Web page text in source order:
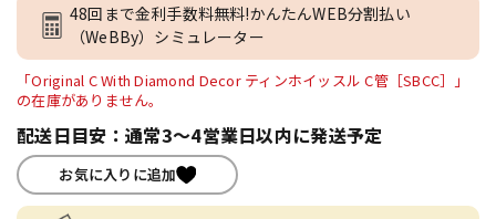
48回まで金利手数料無料!かんたんWEB分割払い
（WeBBy）シミュレーター
「Original C With Diamond Decor ティンホイッスル C管［SBCC］」
の在庫がありません。
配送日目安：通常3～4営業日以内に発送予定
お気に入りに追加